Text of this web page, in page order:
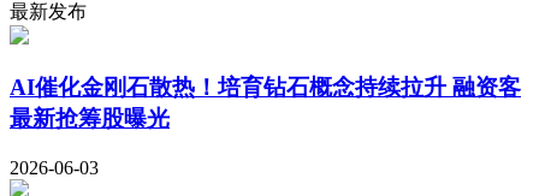
最新发布
AI催化金刚石散热！培育钻石概念持续拉升 融资客
最新抢筹股曝光
2026-06-03